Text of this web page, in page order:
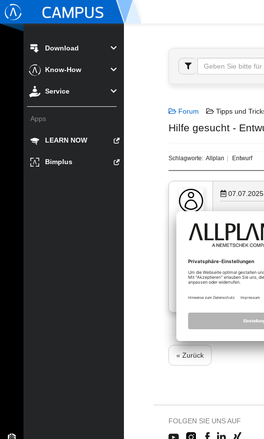
Download
Know-How
Service
Apps
LEARN NOW
Bimplus
Forum Tipps und
Hilfe gesucht -
Schlagworte: Allplan Entwurf
Hallo, ich bin
Mit Allplan.
eilt....
Screenshot
« Zurück
FOLGEN SIE UNS AUF